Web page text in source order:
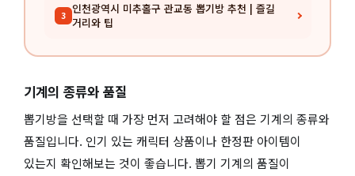
3 인천광역시 미추홀구 관교동 뽑기방 추천 | 즐길
거리와 팁
기계의 종류와 품질
뽑기방을 선택할 때 가장 먼저 고려해야 할 점은 기계의 종류와
품질입니다. 인기 있는 캐릭터 상품이나 한정판 아이템이
있는지 확인해보는 것이 좋습니다. 뽑기 기계의 품질이